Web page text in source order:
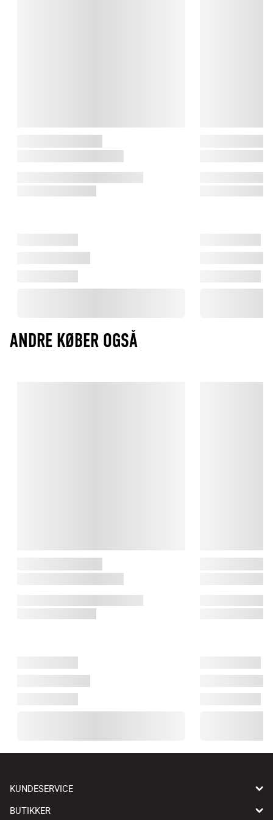
ANDRE KØBER OGSÅ
KUNDESERVICE
BUTIKKER